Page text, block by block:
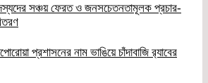
সঞ্চয় ফেরত ও জনসচেতনতামূলক প্রচার-
প্রশাসনের নাম ভাঙিয়ে চাঁদাবাজি র‌্যাবের